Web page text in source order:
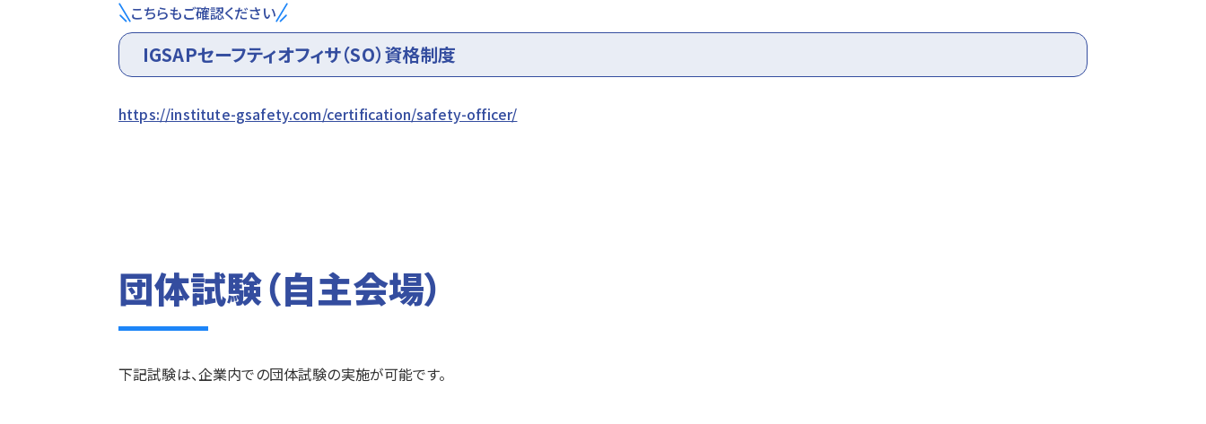
こちらもご確認ください
IGSAPセーフティオフィサ（SO）資格制度
https://institute-gsafety.com/certification/safety-officer/
団体試験（自主会場）
下記試験は、企業内での団体試験の実施が可能です。